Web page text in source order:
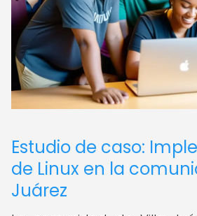
Estudio de caso:
de Linux en la
Juárez